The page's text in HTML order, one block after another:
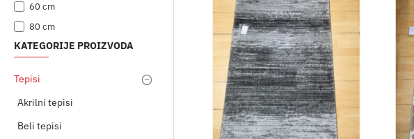
60 cm
80 cm
KATEGORIJE PROIZVODA
Tepisi
Akrilni tepisi
Beli tepisi